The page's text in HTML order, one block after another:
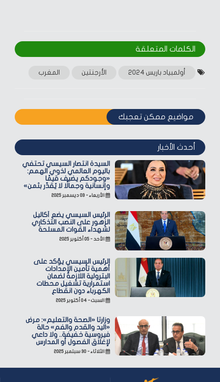
الكلمات المتعلقة‎
أولمبياد باريس 2024 الأرجنتين المغرب
مواضيع ممكن تعجبك
أحدث الأخبار
السيدة انتصار السيسي تحتفي
باليوم العالمي لذوي الهمم:
«وجودكم يضيف قيمًا
وإنسانية وجمالًا لا يُقدّر بثمن»
الأربعاء - ٠٣ ديسمبر ٢٠٢٥
الرئيس السيسي يضع أكاليل
الزهور على النصب التذكاري
لشهداء القوات المسلحة
الأحد - ٠٥ أكتوبر ٢٠٢٥
الرئيس السيسي يؤكد على
أهمية تأمين الإمدادات
البترولية اللازمة لضمان
استمرارية تشغيل محطات
الكهرباء دون انقطاع
السبت - ٠٤ أكتوبر ٢٠٢٥
وزارتا «الصحة والتعليم»: مرض
«اليد والقدم والفم» حالة
فيروسية خفيفة.. ولا داعي
لإغلاق الفصول أو المدارس
الثلاثاء - ٣٠ سبتمبر ٢٠٢٥